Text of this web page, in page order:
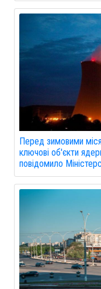
Перед зимовими
ключові об'єкти
повідомило